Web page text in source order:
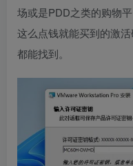
场或是PDD之类的购物
这么点钱就能买到的激
都能找到。